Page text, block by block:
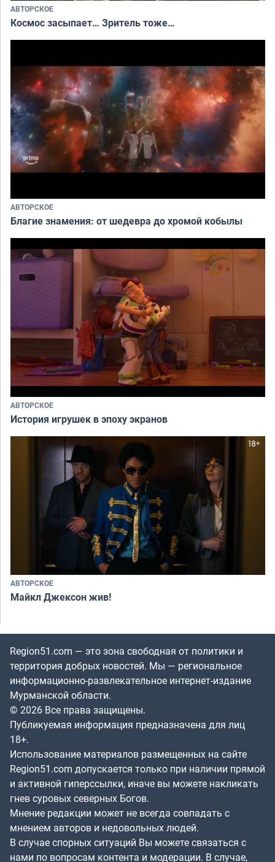
АВТОРСКОЕ
Космос засыпает… Зритель тоже…
АВТОРСКОЕ
Благие знамения: от шедевра до хромой кобылы
АВТОРСКОЕ
История игрушек в эпоху экранов
АВТОРСКОЕ
Майкл Джексон жив!
Region51.com — это зона свободная от политики и
территория добрых новостей. Мы — региональное
информационно-развлекательное интернет-издание
Мурманской области.
© 2026 Все права защищены.
Публикуемая информация предназначена для лиц
18+.
Использование материалов размещенных на сайте
Region51.com допускается только при наличии прямой
и активной гиперссылки, иначе вы можете накликать
гнев суровых северных Богов.
Мнение редакции может не всегда совпадать с
мнением авторов и недовольных людей.
В случае спорных ситуаций Вы можете связаться с
нами по вопросам контента и модерации. В случае,